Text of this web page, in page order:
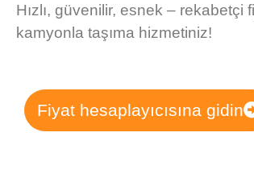
Hızlı, güvenilir, esnek –
kamyonla taşıma hizmetiniz!
Fiyat hesaplayıcısına gidin